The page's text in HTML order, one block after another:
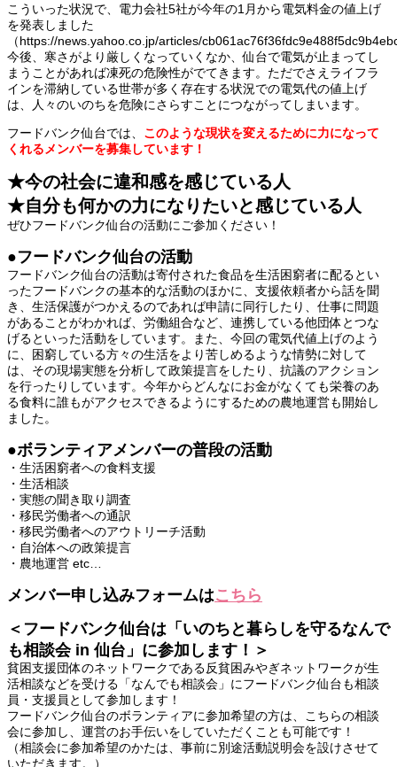
こういった状況で、電力会社5社が今年の1月から電気料金の値上げ
を発表しました
（https://news.yahoo.co.jp/articles/
今後、寒さがより厳しくなっていくなか、仙台で電気が止まってし
まうことがあれば凍死の危険性がでてきます。ただでさえライフラ
インを滞納している世帯が多く存在する状況での電気代の値上げ
は、人々のいのちを危険にさらすことにつながってしまいます。
フードバンク仙台では、 このような現状を変えるために力になって
くれるメンバーを募集しています！
★今の社会に違和感を感じている人
★自分も何かの力になりたいと感じている人
ぜひフードバンク仙台の活動にご参加ください！
●フードバンク仙台の活動
フードバンク仙台の活動は寄付された食品を生活困窮者に配るとい
ったフードバンクの基本的な活動のほかに、支援依頼者から話を聞
き、生活保護がつかえるのであれば申請に同行したり、仕事に問題
があることがわかれば、労働組合など、連携している他団体とつな
げるといった活動をしています。また、今回の電気代値上げのよう
に、困窮している方々の生活をより苦しめるような情勢に対して
は、その現場実態を分析して政策提言をしたり、抗議のアクション
を行ったりしています。今年からどんなにお金がなくても栄養のあ
る食料に誰もがアクセスできるようにするための農地運営も開始し
ました。
●ボランティアメンバーの普段の活動
・生活困窮者への食料支援
・生活相談
・実態の聞き取り調査
・移民労働者への通訳
・移民労働者へのアウトリーチ活動
・自治体への政策提言
・農地運営 etc…
メンバー申し込みフォームはこちら
＜フードバンク仙台は「いのちと暮らしを守るなんで
も相談会 in 仙台」に参加します！＞
貧困支援団体のネットワークである反貧困みやぎネットワークが生
活相談などを受ける「なんでも相談会」にフードバンク仙台も相談
員・支援員として参加します！
フードバンク仙台のボランティアに参加希望の方は、こちらの相談
会に参加し、運営のお手伝いをしていただくことも可能です！
（相談会に参加希望のかたは、事前に別途活動説明会を設けさせて
いただきます。）